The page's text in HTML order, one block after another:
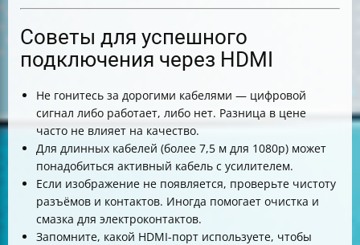
Советы для успешного
подключения через HDMI
Не гонитесь за дорогими кабелями — цифровой
сигнал либо работает, либо нет. Разница в цене
часто не влияет на качество.
Для длинных кабелей (более 7,5 м для 1080p) может
понадобиться активный кабель с усилителем.
Если изображение не появляется, проверьте чистоту
разъёмов и контактов. Иногда помогает очистка и
смазка для электроконтактов.
Запомните, какой HDMI-порт используете, чтобы